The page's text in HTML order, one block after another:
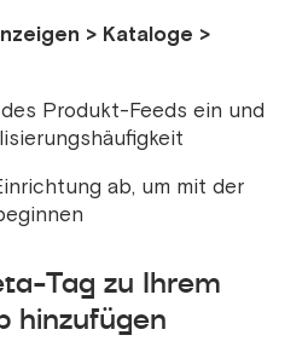
> Kataloge >
Produkt-Feeds ein und
ab, um mit der
Tag zu Ihrem
hinzufügen